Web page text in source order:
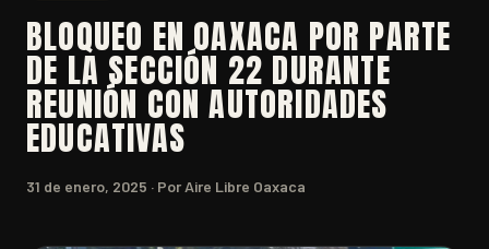
BLOQUEO EN OAXACA POR PARTE
DE LA SECCIÓN 22 DURANTE
REUNIÓN CON AUTORIDADES
EDUCATIVAS
31 de enero, 2025 · Por Aire Libre Oaxaca